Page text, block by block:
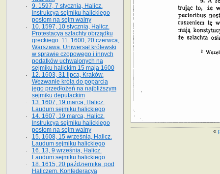
«
9. 1597, 7 stycznia, Halicz.
Instrukcya sejmiku halickiego
posłom na sejm walny
10. 1597, 10 stycznia, Halicz.
Protestacya szlachty obrządku
greckiego. 11. 1600, 20 czerwca,
Warszawa. Uniwersał królewski
w sprawie czopowego i innych
podatków uchwalonych na
sejmiku halickim 15 maja 1600
12. 1603, 31 lipca, Kraków.
Wezwanie króla do poparcia
jego przedłożeń na najbliższym
sejmiku deputackim
13. 1607, 19 marca, Halicz.
Laudum sejmiku halickiego
14. 1607, 19 marca, Halicz.
Instrukcya sejmiku halickiego
posłom na sejm walny
15. 1608, 15 września, Halicz.
Laudum sejmiku halickiego
16. 13, 9 września, Halicz.
Laudum sejmiku halickiego
18. 1615, 20 października, pod
Haliczem. Konfederacya